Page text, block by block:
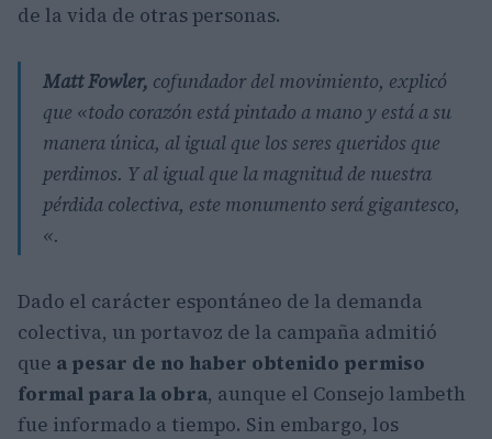
de la vida de otras personas.
Matt Fowler, cofundador del movimiento, explicó
que «todo corazón está pintado a mano y está a su
manera única, al igual que los seres queridos que
perdimos. Y al igual que la magnitud de nuestra
pérdida colectiva, este monumento será gigantesco,
«.
Dado el carácter espontáneo de la demanda
colectiva, un portavoz de la campaña admitió
que a pesar de no haber obtenido permiso
formal para la obra, aunque el Consejo lambeth
fue informado a tiempo. Sin embargo, los